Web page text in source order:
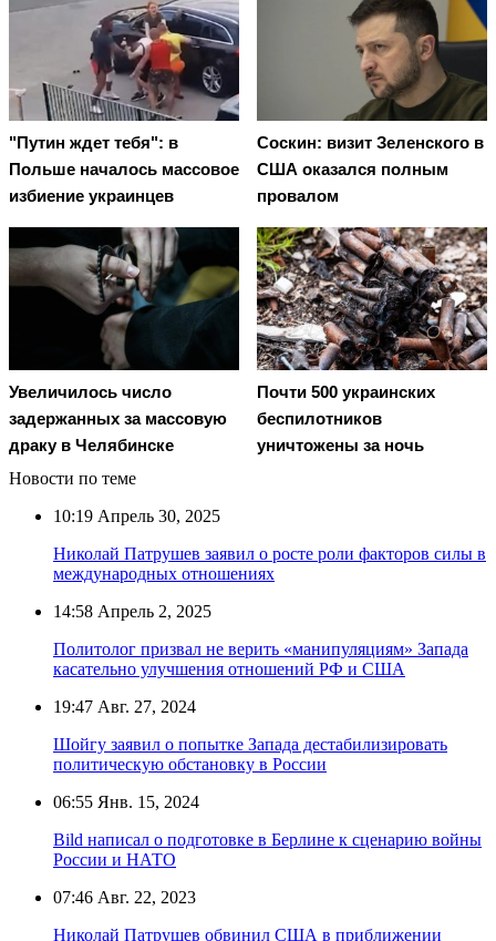
"Путин ждет тебя": в
Польше началось массовое
избиение украинцев
Соскин: визит Зеленского в
США оказался полным
провалом
Увеличилось число
задержанных за массовую
драку в Челябинске
Почти 500 украинских
беспилотников
уничтожены за ночь
Новости по теме
10:19 Апрель 30, 2025
Николай Патрушев заявил о росте роли факторов силы в
международных отношениях
14:58 Апрель 2, 2025
Политолог призвал не верить «манипуляциям» Запада
касательно улучшения отношений РФ и США
19:47 Авг. 27, 2024
Шойгу заявил о попытке Запада дестабилизировать
политическую обстановку в России
06:55 Янв. 15, 2024
Bild написал о подготовке в Берлине к сценарию войны
России и НАТО
07:46 Авг. 22, 2023
Николай Патрушев обвинил США в приближении